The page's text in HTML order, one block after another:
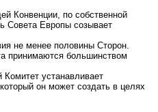
Конвенции, по собственной
Совета Европы созывает
не менее половины Сторон.
принимаются большинством
устанавливает
он может создать в целях